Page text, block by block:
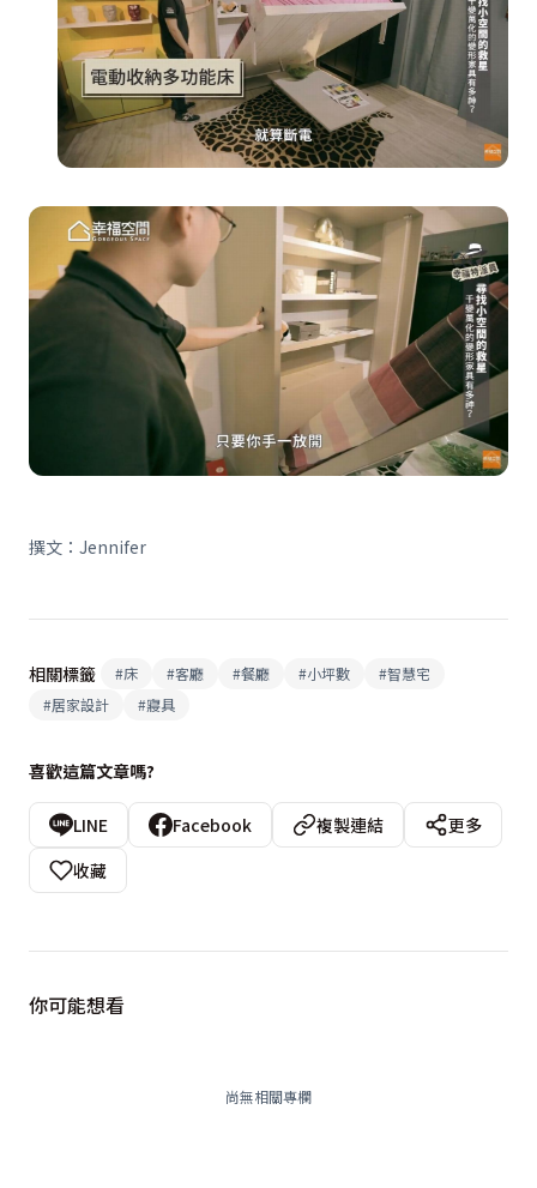
撰文： Jennifer
相關標籤 #床 #客廳 #餐廳 #小坪數 #智慧宅
#居家設計 #寢具
喜歡這篇文章嗎?
LINE Facebook 複製連結
更多
收藏
你可能想看
尚無相關專欄